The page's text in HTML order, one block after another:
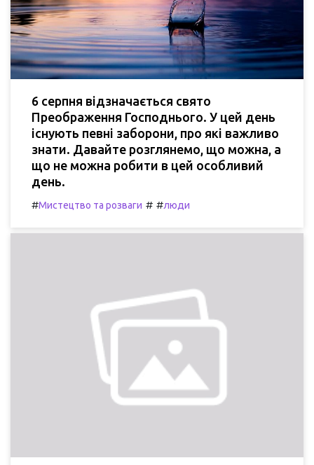
6 серпня відзначається свято
Преображення Господнього. У цей день
існують певні заборони, про які важливо
знати. Давайте розглянемо, що можна, а
що не можна робити в цей особливий
день.
#Мистецтво та розваги # #люди